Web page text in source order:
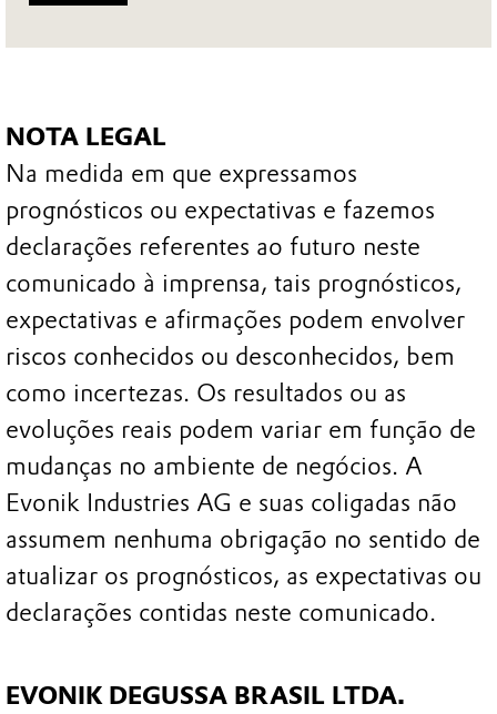
NOTA LEGAL
Na medida em que expressamos
prognósticos ou expectativas e fazemos
declarações referentes ao futuro neste
comunicado à imprensa, tais prognósticos,
expectativas e afirmações podem envolver
riscos conhecidos ou desconhecidos, bem
como incertezas. Os resultados ou as
evoluções reais podem variar em função de
mudanças no ambiente de negócios. A
Evonik Industries AG e suas coligadas não
assumem nenhuma obrigação no sentido de
atualizar os prognósticos, as expectativas ou
declarações contidas neste comunicado.
EVONIK DEGUSSA BRASIL LTDA.